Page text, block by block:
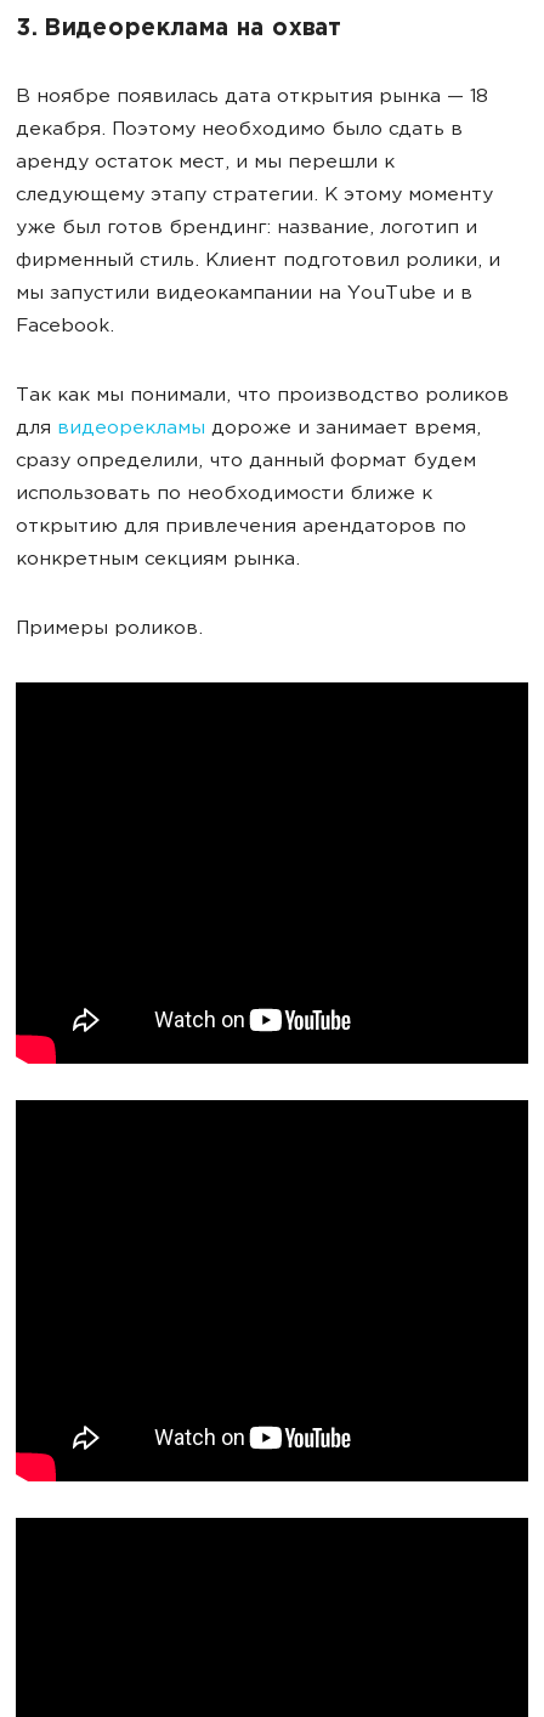
3. Видеореклама на охват
В ноябре появилась дата открытия рынка — 18
декабря. Поэтому необходимо было сдать в
аренду остаток мест, и мы перешли к
следующему этапу стратегии. К этому моменту
уже был готов брендинг: название, логотип и
фирменный стиль. Клиент подготовил ролики, и
мы запустили видеокампании на YouTube и в
Facebook.
Так как мы понимали, что производство роликов
для видеорекламы дороже и занимает время,
сразу определили, что данный формат будем
использовать по необходимости ближе к
открытию для привлечения арендаторов по
конкретным секциям рынка.
Примеры роликов.